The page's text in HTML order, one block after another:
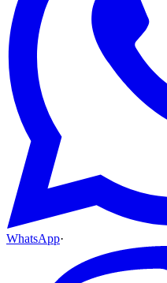
WhatsApp·